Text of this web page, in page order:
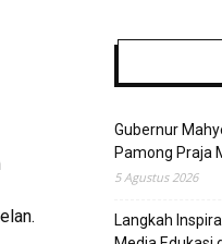
Gubernur
Pamong Praja
5 Agustus 2026
Langkah